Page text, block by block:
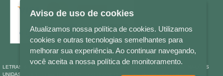
LETRAS & CIA - CNPJ n° 88.587.548/0001-20 - Térreo Bourbon Shopping - AV. NAÇÕES
UNIDAS , 2001 - Lojas 1064/1065 - RIO BRANCO - - NOVO HAMBURGO - RS
Aviso de uso de cookies
Atualizamos nossa política de cookies. Utilizamos
cookies e outras tecnologias semelhantes para
melhorar sua experiência. Ao continuar navegando,
você aceita a nossa política de monitoramento.